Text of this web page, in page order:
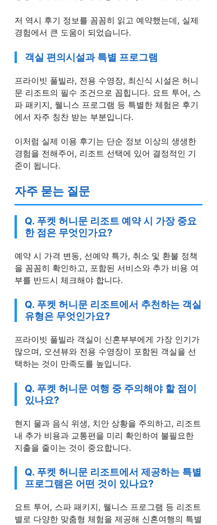
저 역시 후기 정보를 꼼꼼히 읽고 예약했는데, 실제
경험에서 큰 도움이 되었습니다.
객실 편의시설과 특별 프로그램
프라이빗 풀빌라, 전용 수영장, 최신식 시설은 허니
문 리조트의 필수 조건으로 꼽힙니다. 요트 투어, 스
파 패키지, 웰니스 프로그램 등 특별한 체험은 후기
에서 자주 칭찬 받는 부분입니다.
이처럼 실제 이용 후기는 단순 정보 이상의 생생한
경험을 전해주어, 리조트 선택에 있어 결정적인 기
준이 됩니다.
자주 묻는 질문
Q. 푸켓 허니문 리조트 예약 시 가장 중요
한 점은 무엇인가요?
예약 시 가격 변동, 선예약 특가, 취소 및 환불 정책
을 꼼꼼히 확인하고, 포함된 서비스와 추가 비용 여
부를 반드시 체크해야 합니다.
Q. 푸켓 허니문 리조트에서 추천하는 객실
유형은 무엇인가요?
프라이빗 풀빌라 객실이 신혼부부에게 가장 인기가
많으며, 오션뷰와 전용 수영장이 포함된 객실을 선
택하는 것이 만족도를 높입니다.
Q. 푸켓 허니문 여행 중 주의해야 할 점이
있나요?
현지 물과 음식 위생, 치안 상황을 주의하고, 리조트
내 추가 비용과 교통편을 미리 확인하여 불필요한
지출을 줄이는 것이 중요합니다.
Q. 푸켓 허니문 리조트에서 제공하는 특별
프로그램은 어떤 것이 있나요?
요트 투어, 스파 패키지, 웰니스 프로그램 등 리조트
별로 다양한 맞춤형 체험을 제공해 신혼여행의 특별